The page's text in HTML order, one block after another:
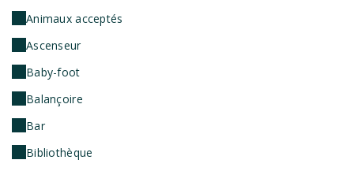
Animaux acceptés
Ascenseur
Baby-foot
Balançoire
Bar
Bibliothèque